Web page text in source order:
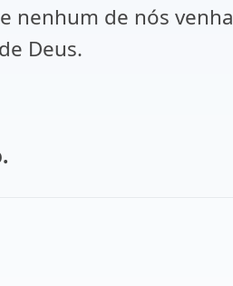
nenhum de nós
Deus.